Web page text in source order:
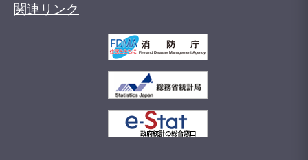
関連リンク